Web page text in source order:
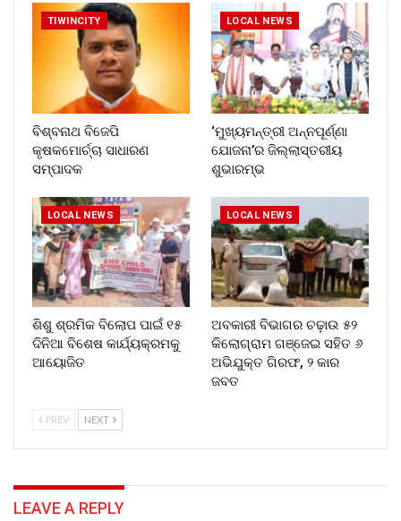
TIWINCITY
ବିଶ୍ବନାଥ ବିଜେପି
କୃଷକମୋର୍ଚ୍ଚା ସାଧାରଣ
ସମ୍ପାଦକ
LOCAL NEWS
‘ମୁଖ୍ୟମନ୍ତ୍ରୀ ଅନ୍ନପୂର୍ଣ୍ଣା
ଯୋଜନା’ର ଜିଲ୍ଲାସ୍ତରୀୟ
ଶୁଭାରମ୍ଭ
LOCAL NEWS
ଶିଶୁ ଶ୍ରମିକ ବିଲୋପ ପାଇଁ ୧୫
ଦିନିଆ ବିଶେଷ କାର୍ଯ୍ୟକ୍ରମକୁ
ଆୟୋଜିତ
LOCAL NEWS
ଅବକାରୀ ବିଭାଗର ଚଢ଼ାଉ ୫୨
କିଲୋଗ୍ରାମ ଗଞ୍ଜେଇ ସହିତ ୬
ଅଭିଯୁକ୍ତ ଗିରଫ, ୨ କାର
ଜବତ
PREV NEXT
LEAVE A REPLY